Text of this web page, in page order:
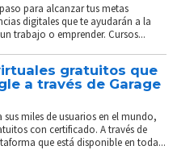
para alcanzar tus metas
digitales que te ayudarán a la
trabajo o emprender. Cursos...
gratuitos que
a través de Garage
sus miles de usuarios en el mundo,
con certificado. A través de
que está disponible en toda...